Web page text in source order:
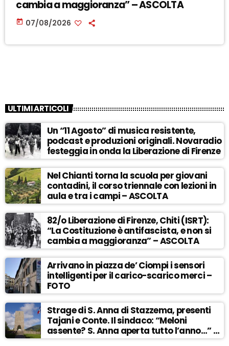
cambia a maggioranza” – ASCOLTA
today 07/08/2026
ULTIMI ARTICOLI
Un “11 Agosto” di musica resistente,
podcast e produzioni originali. Novaradio
festeggia in onda la Liberazione di Firenze
Nel Chianti torna la scuola per giovani
contadini, il corso triennale con lezioni in
aula e tra i campi – ASCOLTA
82/o Liberazione di Firenze, Chiti (ISRT):
“La Costituzione è antifascista, e non si
cambia a maggioranza” – ASCOLTA
Arrivano in piazza de’ Ciompi i sensori
intelligenti per il carico-scarico merci –
FOTO
Strage di S. Anna di Stazzema, presenti
Tajani e Conte. Il sindaco: “Meloni
assente? S. Anna aperta tutto l’anno…” –
ASCOLTA